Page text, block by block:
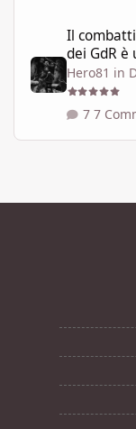
Il
dei GdR è
Hero81 in
7